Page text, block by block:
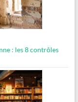
: les 8 contrôles